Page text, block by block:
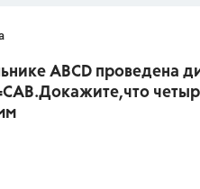
ABCD проведена